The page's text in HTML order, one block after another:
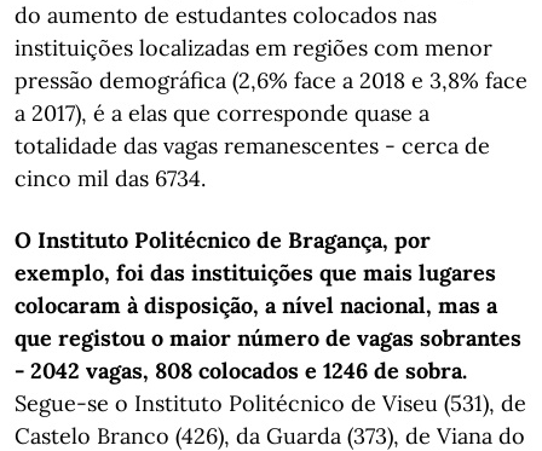
do aumento de estudantes colocados nas
instituições localizadas em regiões com menor
pressão demográfica (2,6% face a 2018 e 3,8% face
a 2017), é a elas que corresponde quase a
totalidade das vagas remanescentes - cerca de
cinco mil das 6734.
O Instituto Politécnico de Bragança, por
exemplo, foi das instituições que mais lugares
colocaram à disposição, a nível nacional, mas a
que registou o maior número de vagas sobrantes
- 2042 vagas, 808 colocados e 1246 de sobra.
Segue-se o Instituto Politécnico de Viseu (531), de
Castelo Branco (426), da Guarda (373), de Viana do